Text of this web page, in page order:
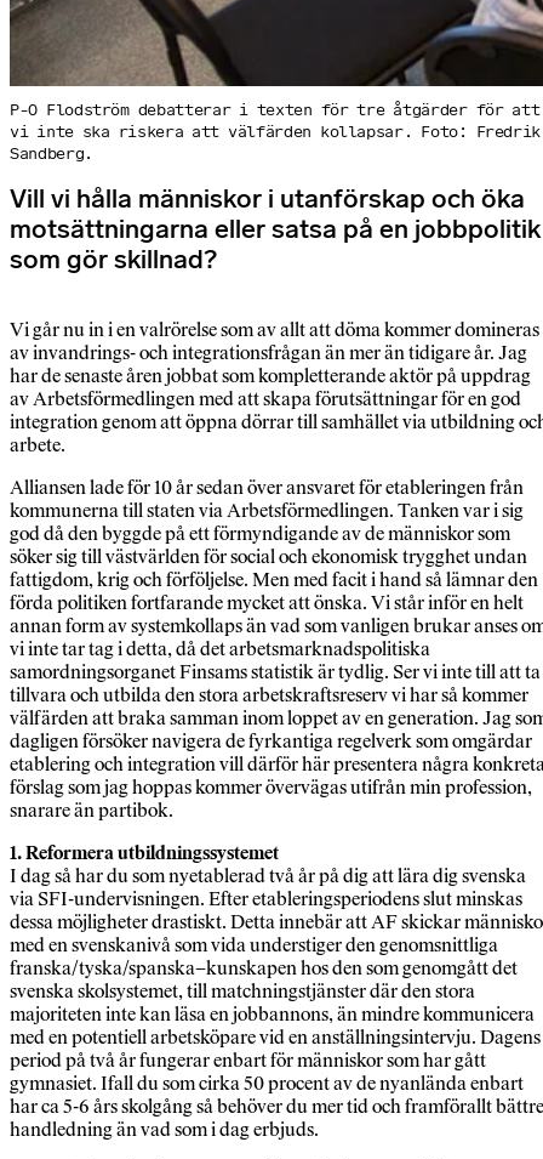
P-O Flodström debatterar i texten för tre åtgärder för att
vi inte ska riskera att välfärden kollapsar. Foto: Fredrik
Sandberg.
Vill vi hålla människor i utanförskap och öka
motsättningarna eller satsa på en jobbpolitik
som gör skillnad?
Vi går nu in i en valrörelse som av allt att döma kommer domineras
av invandrings- och integrationsfrågan än mer än tidigare år. Jag
har de senaste åren jobbat som kompletterande aktör på uppdrag
av Arbetsförmedlingen med att skapa förutsättningar för en god
integration genom att öppna dörrar till samhället via utbildning
arbete.
Alliansen lade för 10 år sedan över ansvaret för etableringen från
kommunerna till staten via Arbetsförmedlingen. Tanken var i sig
god då den byggde på ett förmyndigande av de människor som
söker sig till västvärlden för social och ekonomisk trygghet undan
fattigdom, krig och förföljelse. Men med facit i hand så lämnar den
förda politiken fortfarande mycket att önska. Vi står inför en helt
annan form av systemkollaps än vad som vanligen brukar anses
vi inte tar tag i detta, då det arbetsmarknadspolitiska
samordningsorganet Finsams statistik är tydlig. Ser vi inte till att ta
tillvara och utbilda den stora arbetskraftsreserv vi har så kommer
välfärden att braka samman inom loppet av en generation. Jag
dagligen försöker navigera de fyrkantiga regelverk som omgärdar
etablering och integration vill därför här presentera några
förslag som jag hoppas kommer övervägas utifrån min profession,
snarare än partibok.
1. Reformera utbildningssystemet
I dag så har du som nyetablerad två år på dig att lära dig svenska
via SFI-undervisningen. Efter etableringsperiodens slut minskas
dessa möjligheter drastiskt. Detta innebär att AF skickar
med en svenskanivå som vida understiger den genomsnittliga
franska/tyska/spanska–kunskapen hos den som genomgått det
svenska skolsystemet, till matchningstjänster där den stora
majoriteten inte kan läsa en jobbannons, än mindre kommunicera
med en potentiell arbetsköpare vid en anställningsintervju. Dagens
period på två år fungerar enbart för människor som har gått
gymnasiet. Ifall du som cirka 50 procent av de nyanlända enbart
har ca 5-6 års skolgång så behöver du mer tid och framförallt bättre
handledning än vad som i dag erbjuds.